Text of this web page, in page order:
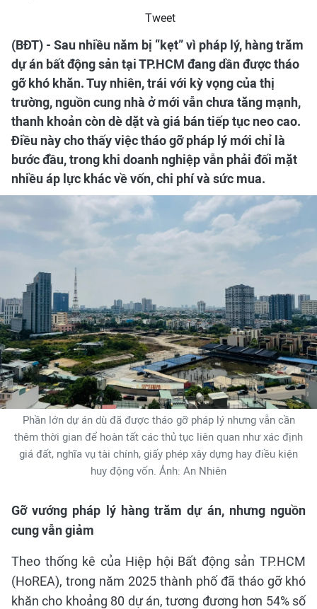
Tweet
(BĐT) - Sau nhiều năm bị “kẹt” vì pháp lý, hàng trăm
dự án bất động sản tại TP.HCM đang dần được tháo
gỡ khó khăn. Tuy nhiên, trái với kỳ vọng của thị
trường, nguồn cung nhà ở mới vẫn chưa tăng mạnh,
thanh khoản còn dè dặt và giá bán tiếp tục neo cao.
Điều này cho thấy việc tháo gỡ pháp lý mới chỉ là
bước đầu, trong khi doanh nghiệp vẫn phải đối mặt
nhiều áp lực khác về vốn, chi phí và sức mua.
Phần lớn dự án dù đã được tháo gỡ pháp lý nhưng vẫn cần
thêm thời gian để hoàn tất các thủ tục liên quan như xác định
giá đất, nghĩa vụ tài chính, giấy phép xây dựng hay điều kiện
huy động vốn. Ảnh: An Nhiên
Gỡ vướng pháp lý hàng trăm dự án, nhưng nguồn
cung vẫn giảm
Theo thống kê của Hiệp hội Bất động sản TP.HCM
(HoREA), trong năm 2025 thành phố đã tháo gỡ khó
khăn cho khoảng 80 dự án, tương đương hơn 54% số